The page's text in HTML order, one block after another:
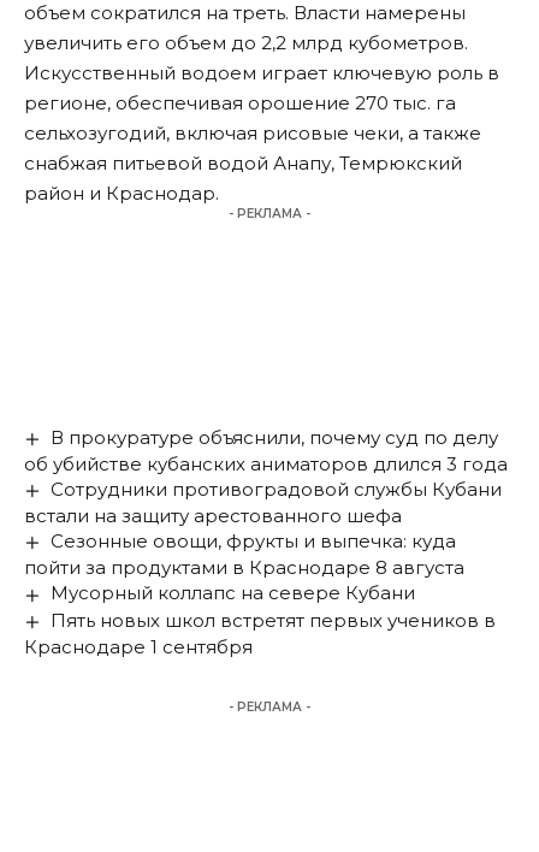
объем сократился на треть. Власти намерены
увеличить его объем до 2,2 млрд кубометров.
Искусственный водоем играет ключевую роль в
регионе, обеспечивая орошение 270 тыс. га
сельхозугодий, включая рисовые чеки, а также
снабжая питьевой водой Анапу, Темрюкский
район и Краснодар.
- РЕКЛАМА -
В прокуратуре объяснили, почему суд по делу
об убийстве кубанских аниматоров длился 3 года
Сотрудники противоградовой службы Кубани
встали на защиту арестованного шефа
Сезонные овощи, фрукты и выпечка: куда
пойти за продуктами в Краснодаре 8 августа
Мусорный коллапс на севере Кубани
Пять новых школ встретят первых учеников в
Краснодаре 1 сентября
- РЕКЛАМА -